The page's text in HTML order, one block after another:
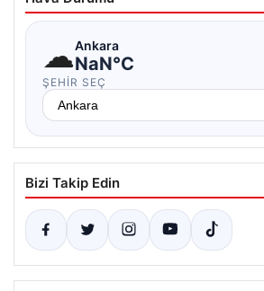
☁Ankara
NaN°C
ŞEHIR SEÇ
Bizi Takip Edin